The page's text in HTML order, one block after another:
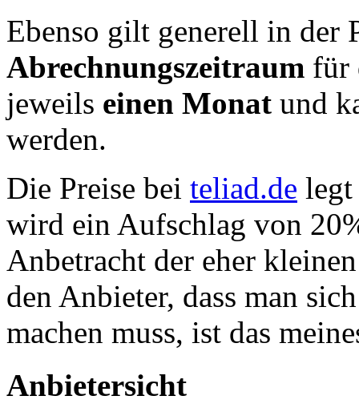
Ebenso gilt generell in der
Abrechnungszeitraum für
jeweils einen Monat und
werden.
Die Preise bei teliad.de legt
wird ein Aufschlag von
Anbetracht der eher
den Anbieter, dass man
machen muss, ist das
Anbietersicht